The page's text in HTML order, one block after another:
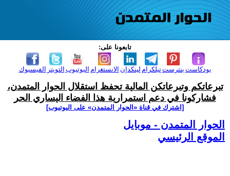
تابعونا على:
الفيسبوك التويتر اليوتيوب الانستغرام لينكدإن تيلكرامبنترست بودكاست
تبرعاتكم وتبرعاتكن المالية تحفظ استقلال الحوار المتمدن،
فشاركونا في دعم استمرارية هذا الفضاء اليساري الحر
[اشترك في قناة ‫«الحوار المتمدن» على اليوتيوب]
الحوار المتمدن - موبايل
الموقع الرئيسي